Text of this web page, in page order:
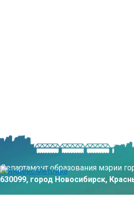
Департамент образования мэрии
630099, город Новосибирск,